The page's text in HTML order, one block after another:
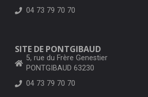
04 73 79 70 70
SITE DE PONTGIBAUD
5, rue du Frère Genestier
PONTGIBAUD 63230
04 73 79 70 70